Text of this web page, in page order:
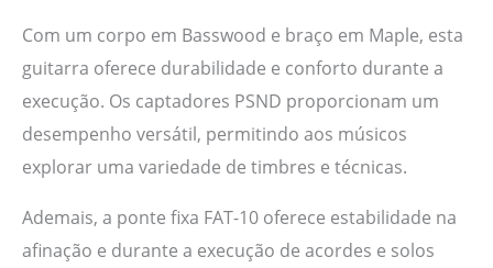
Com um corpo em Basswood e braço em Maple, esta
guitarra oferece durabilidade e conforto durante a
execução. Os captadores PSND proporcionam um
desempenho versátil, permitindo aos músicos
explorar uma variedade de timbres e técnicas.
Ademais, a ponte fixa FAT-10 oferece estabilidade na
afinação e durante a execução de acordes e solos